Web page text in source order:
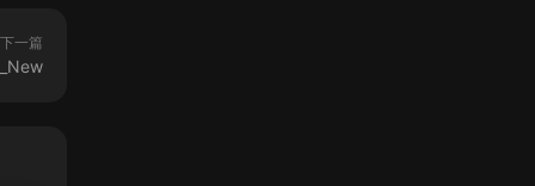
下一篇